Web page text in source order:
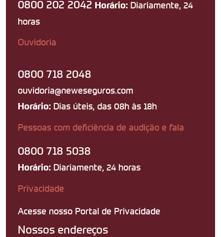
0800 202 2042 Horário: Diariamente, 24
horas
Ouvidoria
0800 718 2048
ouvidoria@neweseguros.com
Horário: Dias úteis, das 08h às 18h
Pessoas com deficiência de audição e fala
0800 718 5038
Horário: Diariamente, 24 horas
Privacidade
Acesse nosso Portal de Privacidade
Nossos endereços